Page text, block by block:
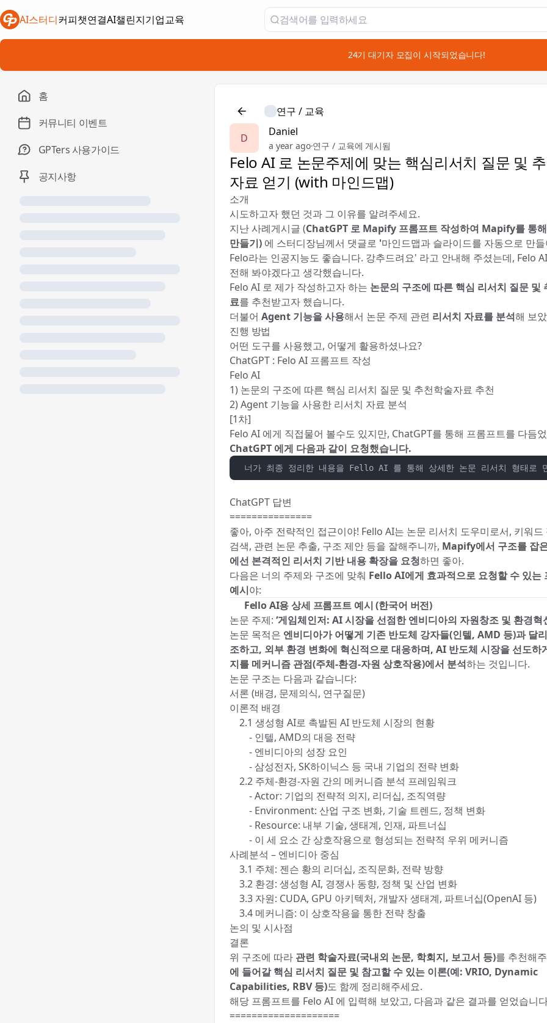
AI스터디커피챗연결
새 탭에서 열림AI챌린지
새 탭에서 열림
기업교육
새 탭에서 열림
📣 24기 대기자 모집이 시작되었습니다!
홈
커뮤니티 이벤트
GPTers 사용가이드
공지사항
연구 / 교육
D
Daniel
a year ago·연구 / 교육에 게시됨
Felo AI 로 논문주제에 맞는 핵심리서치 질문 및
자료 얻기 (with 마인드맵)
소개
시도하고자 했던 것과 그 이유를 알려주세요.
지난 사례게시글 (ChatGPT 로 Mapify 프롬프트 작성하여 Mapify를 통
만들기) 에 스터디장님께서 댓글로 '마인드맵과 슬라이드를 자동으로 만
Felo라는 인공지능도 좋습니다. 강추드려요' 라고 안내해 주셨는데, Felo
전해 봐야겠다고 생각했습니다.
Felo AI 로 제가 작성하고자 하는 논문의 구조에 따른 핵심 리서치 질문 및
료를 추천받고자 했습니다.
더불어 Agent 기능을 사용해서 논문 주제 관련 리서치 자료를 분석해 보
진행 방법
어떤 도구를 사용했고, 어떻게 활용하셨나요?
ChatGPT : Felo AI 프롬프트 작성
Felo AI
1) 논문의 구조에 따른 핵심 리서치 질문 및 추천학술자료 추천
2) Agent 기능을 사용한 리서치 자료 분석
[1차]
Felo AI 에게 직접물어 볼수도 있지만, ChatGPT를 통해 프롬프트를 다듬
ChatGPT 에게 다음과 같이 요청했습니다.
너가 최종 정리한 내용을 Fello AI 를 통해 상세한 논문 리서치 형태로
ChatGPT 답변
===============
좋아, 아주 전략적인 접근이야! Fello AI는 논문 리서치 도우미로서, 키워드
검색, 관련 논문 추출, 구조 제안 등을 잘해주니까, Mapify에서 구조를 잡
에선 본격적인 리서치 기반 내용 확장을 요청하면 좋아.
다음은 너의 주제와 구조에 맞춰 Fello AI에게 효과적으로 요청할 수 있는
예시야:
Fello AI용 상세 프롬프트 예시 (한국어 버전)
논문 주제: ‘게임체인저: AI 시장을 선점한 엔비디아의 자원창조 및 환경혁
논문 목적은 엔비디아가 어떻게 기존 반도체 강자들(인텔, AMD 등)과 달
조하고, 외부 환경 변화에 혁신적으로 대응하며, AI 반도체 시장을 선도하
지를 메커니즘 관점(주체-환경-자원 상호작용)에서 분석하는 것입니다.
논문 구조는 다음과 같습니다:
서론 (배경, 문제의식, 연구질문)
이론적 배경
2.1 생성형 AI로 촉발된 AI 반도체 시장의 현황
- 인텔, AMD의 대응 전략
- 엔비디아의 성장 요인
- 삼성전자, SK하이닉스 등 국내 기업의 전략 변화
2.2 주체-환경-자원 간의 메커니즘 분석 프레임워크
- Actor: 기업의 전략적 의지, 리더십, 조직역량
- Environment: 산업 구조 변화, 기술 트렌드, 정책 변화
- Resource: 내부 기술, 생태계, 인재, 파트너십
- 이 세 요소 간 상호작용으로 형성되는 전략적 우위 메커니즘
사례분석 – 엔비디아 중심
3.1 주체: 젠슨 황의 리더십, 조직문화, 전략 방향
3.2 환경: 생성형 AI, 경쟁사 동향, 정책 및 산업 변화
3.3 자원: CUDA, GPU 아키텍처, 개발자 생태계, 파트너십(OpenAI 등)
3.4 메커니즘: 이 상호작용을 통한 전략 창출
논의 및 시사점
결론
위 구조에 따라 관련 학술자료(국내외 논문, 학회지, 보고서 등)를 추천해
에 들어갈 핵심 리서치 질문 및 참고할 수 있는 이론(예: VRIO, Dynamic
Capabilities, RBV 등)도 함께 정리해주세요.
해당 프롬프트를 Felo AI 에 입력해 보았고, 다음과 같은 결과를 얻었습니
====================